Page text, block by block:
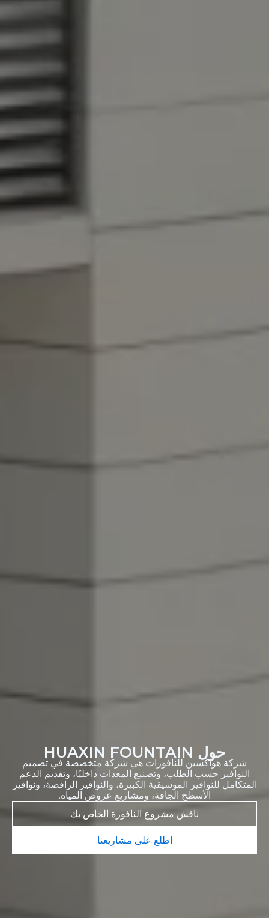
حول HUAXIN FOUNTAIN
شركة هواكسين للنافورات هي شركة متخصصة في تصميم
النوافير حسب الطلب، وتصنيع المعدات داخليًا، وتقديم الدعم
للنوافير الموسيقية الكبيرة، والنوافير الراقصة، ونوافير
الأسطح الجافة، ومشاريع عروض المياه.
ناقش مشروع النافورة الخاص بك
اطلع على مشاريعنا